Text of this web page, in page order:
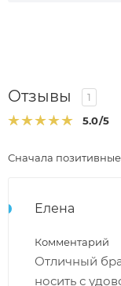
Отзывы
1
5.0/5
Сначала позитивные
Елена
Комментарий
Отличный
носить с